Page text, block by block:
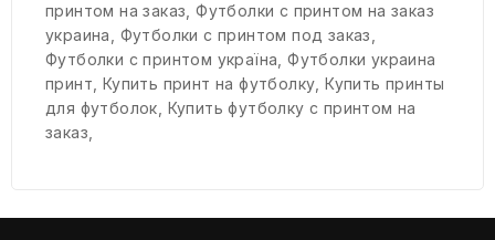
принтом на заказ,Футболки с принтом на заказ
украина, Футболки с принтом под заказ,
Футболки с принтом україна,Футболки украина
принт, Купить принт на футболку,Купить принты
для футболок, Купить футболку с принтом на
заказ,